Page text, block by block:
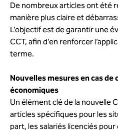
De nombreux articles ont été
manière plus claire et
L’objectif est de garantir une
CCT, afin d’en renforcer
terme.
Nouvelles mesures en cas
économiques
Un élément clé de la nouvelle
articles spécifiques pour les
part, les salariés licenciés